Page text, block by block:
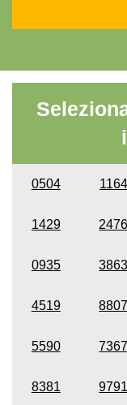
0504 1164
1429 2476
0935 3863
4519 8807
5590 7367
8381 9791